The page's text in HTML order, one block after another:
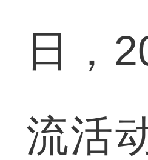
日，
流活